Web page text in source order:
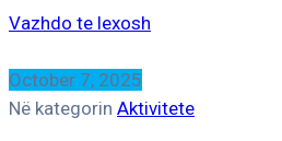
Vazhdo te lexosh
October 7, 2025
Në kategorin Aktivitete